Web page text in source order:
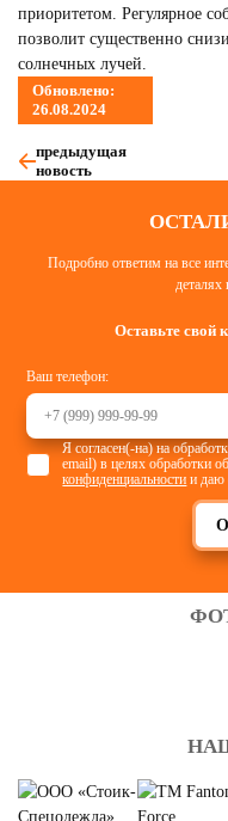
приоритетом. Регулярное
позволит существенно
солнечных лучей.
Обновлено:
26.08.2024
предыдущая
новость
Подробно ответим на все
деталях
Оставьте свой
Ваш телефон:
Я согласен(-на) на
email) в целях обработки
конфиденциальности и даю